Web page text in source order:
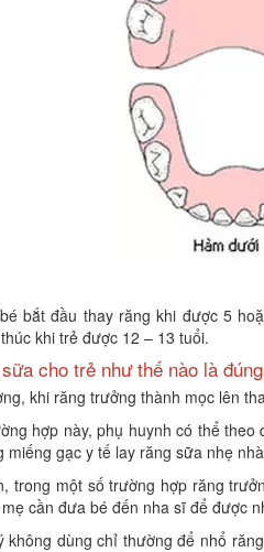
bắt đầu thay răng khi được 5
khi trẻ được 12 – 13 tuổi.
cho trẻ như thế nào là
khi răng trưởng thành mọc lên
hợp này, phụ huynh có thể
miếng gạc y tế lay răng sữa nhẹ
trong một số trường hợp răng
cần đưa bé đến nha sĩ để được
không dùng chỉ thường để nhổ